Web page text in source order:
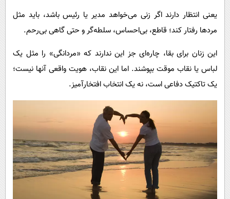
یعنی انتظار دارند اگر زنی می‌خواهد مدیر یا رئیس باشد، باید مثل
مردها رفتار کند؛ قاطع، بی‌احساس، سلطه‌گر و حتی گاهی بی‌رحم.
این زنان برای بقا، چاره‌ای جز این ندارند که «مردانگی» را مثل یک
لباس یا نقاب موقت بپوشند. اما این نقاب، هویت واقعی آنها نیست؛
یک تاکتیک دفاعی است، نه یک انتخاب افتخارآمیز.